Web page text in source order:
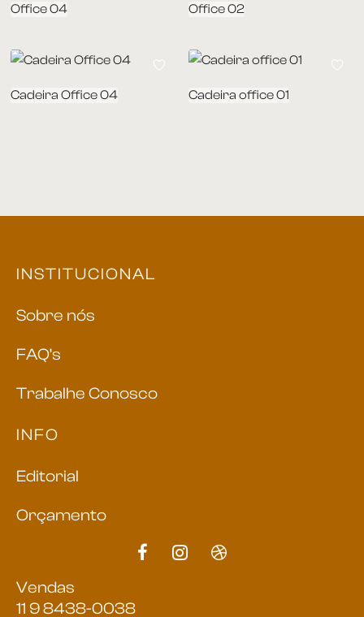
Office 04 Office 02
Cadeira Office 04 Cadeira office 01
INSTITUCIONAL
Sobre nós
FAQ’s
Trabalhe Conosco
INFO
Editorial
Orçamento
Vendas
11 9 8438-0038